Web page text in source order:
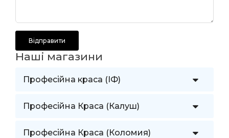
Наші магазини
Професійна краса (ІФ)
Професійна Краса (Калуш)
Професійна Краса (Коломия)